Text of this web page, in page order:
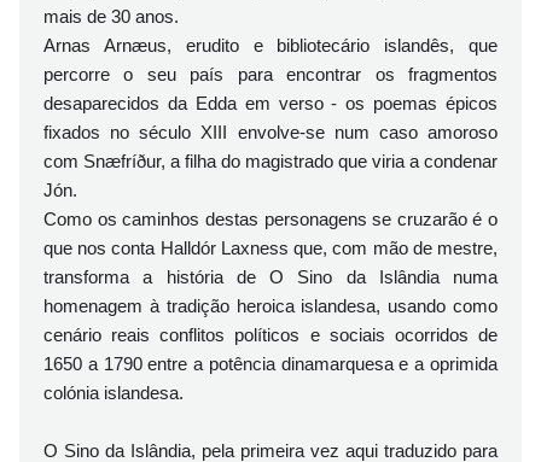
mais de 30 anos.
Arnas Arnæus, erudito e bibliotecário islandês, que
percorre o seu país para encontrar os fragmentos
desaparecidos da Edda em verso - os poemas épicos
fixados no século XIII envolve-se num caso amoroso
com Snæfríður, a filha do magistrado que viria a condenar
Jón.
Como os caminhos destas personagens se cruzarão é o
que nos conta Halldór Laxness que, com mão de mestre,
transforma a história de O Sino da Islândia numa
homenagem à tradição heroica islandesa, usando como
cenário reais conflitos políticos e sociais ocorridos de
1650 a 1790 entre a potência dinamarquesa e a oprimida
colónia islandesa.
O Sino da Islândia, pela primeira vez aqui traduzido para